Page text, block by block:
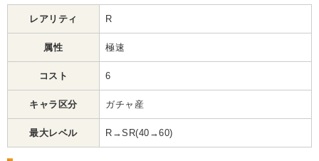
レアリティ R
属性 極速
コスト 6
キャラ区分 ガチャ産
最大レベル R→SR(40→60)